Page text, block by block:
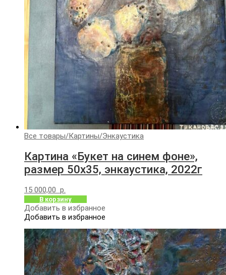
Все товары/Картины/Энкаустика
Картина «Букет на синем фоне»,
размер 50х35, энкаустика, 2022г
15 000,00 р.
В корзину
Добавить в избранное
Добавить в избранное